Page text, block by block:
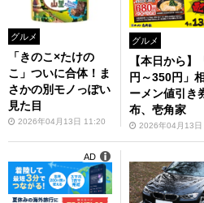
グルメ
「きのこ×たけの
こ」ついに合体！ま
さかの別モノっぽい
見た目
2026年04月13日 11:20
グルメ
【本日から】
円～350円」
ーメン値引き
布、壱角家
2026年04月13日
AD